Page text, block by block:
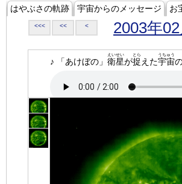
はやぶさの軌跡 宇宙からのメッセージ お
<<< << < 2003年02
♪ 「あけぼの」 衛星
えいせい
が捉
とら
えた宇宙
うちゅう